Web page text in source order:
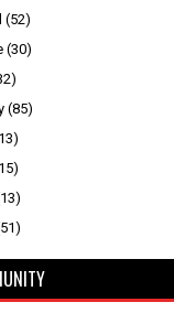
(52)
(30)
(85)